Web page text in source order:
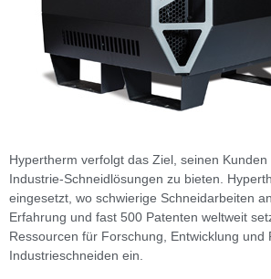
Hypertherm verfolgt das Ziel, seinen
Industrie-Schneidlösungen zu bieten.
eingesetzt, wo schwierige Schneidarbeiten
Erfahrung und fast 500 Patenten weltweit
Ressourcen für Forschung, Entwicklung und
Industrieschneiden ein.